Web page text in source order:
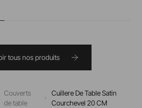
tous nos produits
Couverts
de table
Cuillere De Table Satin
Courchevel 20 CM